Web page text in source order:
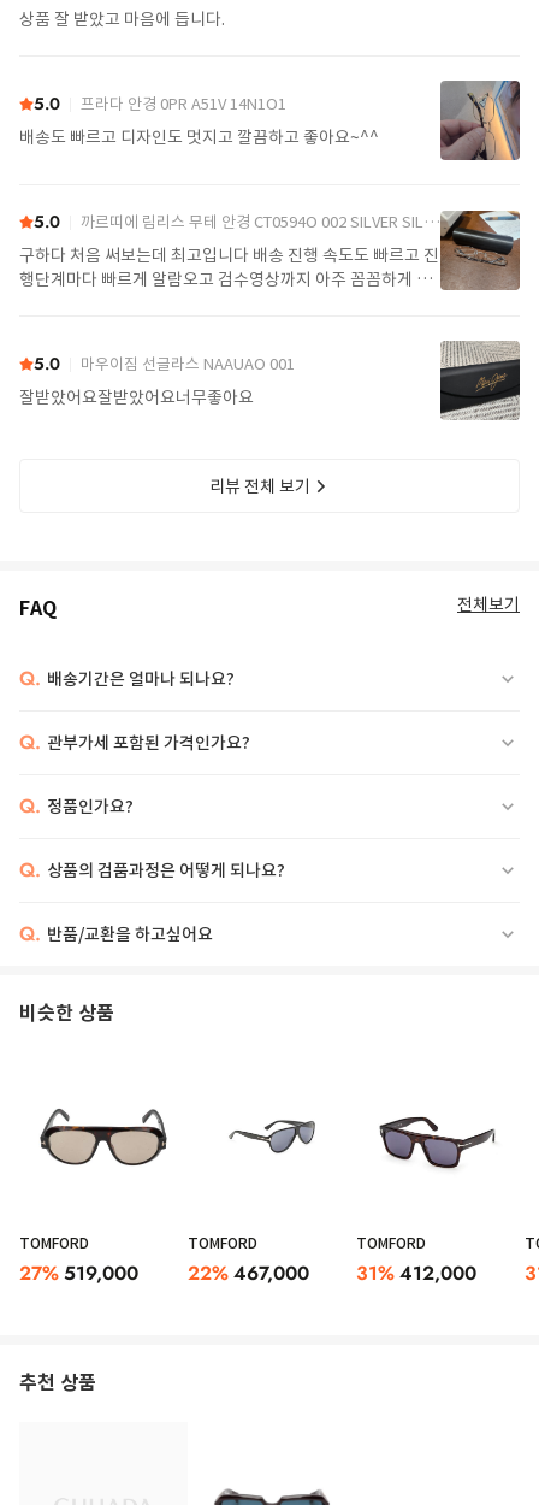
상품 잘 받았고 마음에 듭니다.
5.0 프라다 안경 0PR A51V 14N1O1
배송도 빠르고 디자인도 멋지고 깔끔하고 좋아요~^^
5.0 까르띠에 림리스 무테 안경 CT0594O 002 SILVER SILVER TRANSPARENT
구하다 처음 써보는데 최고입니다 배송 진행 속도도 빠르고 진
행단계마다 빠르게 알람오고 검수영상까지 아주 꼼꼼하게 찍
5.0 마우이짐 선글라스 NAAUAO 001
잘받았어요잘받았어요너무좋아요
리뷰 전체 보기
FAQ 전체보기
Q. 배송기간은 얼마나 되나요?
Q. 관부가세 포함된 가격인가요?
Q. 정품인가요?
Q. 상품의 검품과정은 어떻게 되나요?
Q. 반품/교환을 하고싶어요
비슷한 상품
TOMFORD
27%519,000
TOMFORD
22%467,000
TOMFORD
31%412,000
추천 상품